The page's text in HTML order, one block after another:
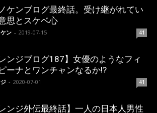
ケンブログ最終話。受け継がれてい
思とスケベ心
ン - 2019-07-15 41
レンジブログ187】女優のようなフィ
ーナとワンチャンなるか!?
- 2020-07-01 41
レンジ外伝最終話】一人の日本人男性